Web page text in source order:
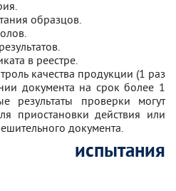
образцов.
в реестре.
качества продукции (1 раз
документа на срок более 1
результаты проверки могут
приостановки действия или
документа.
испытания